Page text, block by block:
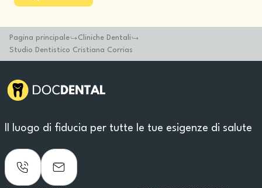
Pagina principale
Cliniche Dentali
Studio Dentistico Cristiana Corrias
Il luogo di fiducia per tutte le tue esigenze di salute